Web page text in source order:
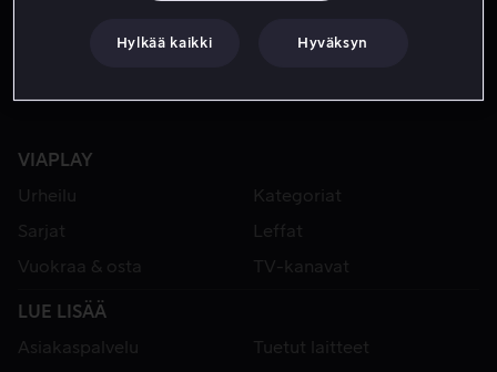
VIAPLAY
Urheilu
Kategoriat
Sarjat
Leffat
Vuokraa & osta
TV-kanavat
LUE LISÄÄ
Asiakaspalvelu
Tuetut laitteet
Hylkää kaikki Hyväksyn